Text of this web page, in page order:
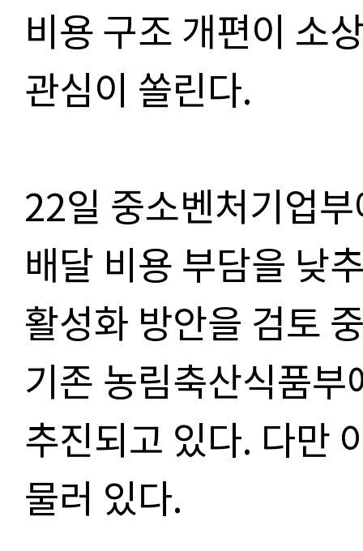
비용 구조 개편이 소
관심이 쏠린다.
22일 중소벤처기업
배달 비용 부담을 낮
활성화 방안을 검토
기존 농림축산식품
추진되고 있다. 다만
물러 있다.